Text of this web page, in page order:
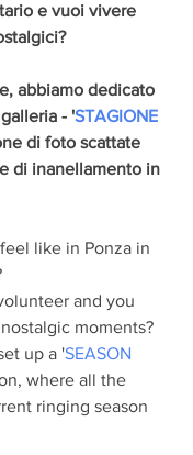
e vuoi vivere
abbiamo dedicato
- 'STAGIONE
di foto scattate
di inanellamento in
like in Ponza in
and you
moments?
up a 'SEASON
where all the
ringing season